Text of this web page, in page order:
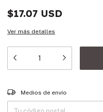
$17.07 USD
Ver más detalles
Entregas para el CP:
Medios de envío